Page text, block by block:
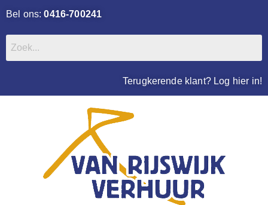
Bel ons:0416-700241
Terugkerende klant? Log hier in!